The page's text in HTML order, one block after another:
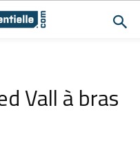
Vall à bras